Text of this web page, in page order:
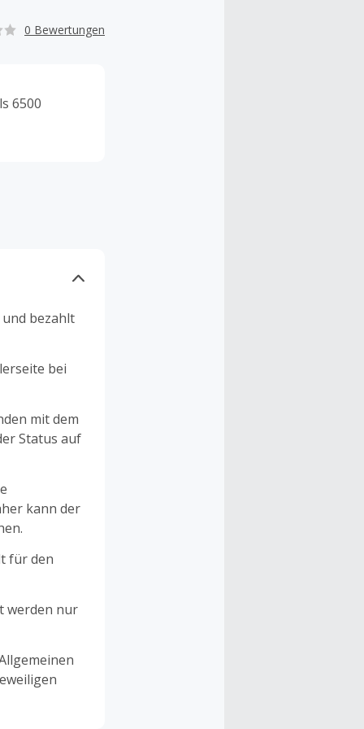
0 Bewertungen
6500
bezahlt
bei
mit dem
Status auf
kann der
für den
werden nur